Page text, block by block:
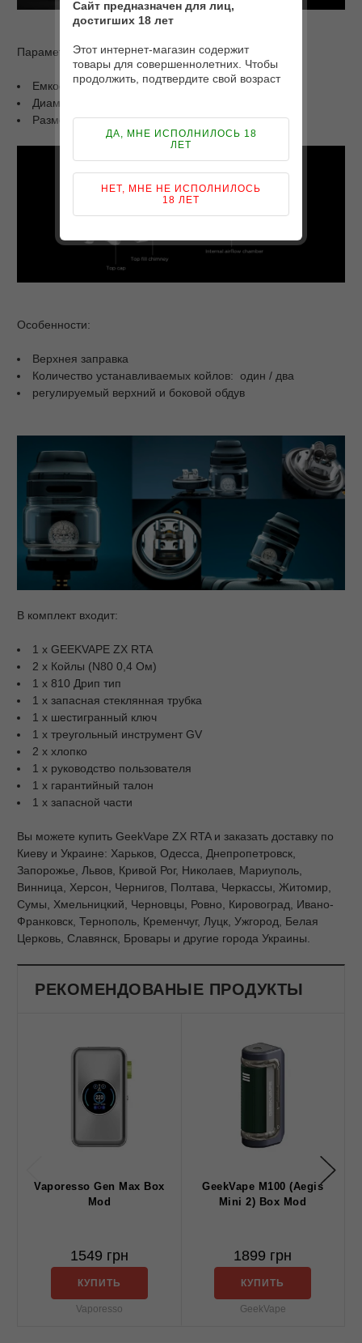
Параметры:
Емкость: 4,5 мл
Диаметр: 25 мм
Размеры: 29 мм x 47 мм
Особенности:
Верхнея заправка
Количество устанавливаемых койлов: один / два
регулируемый верхний и боковой обдув
В комплект входит:
1 x GEEKVAPE ZX RTA
2 x Койлы (N80 0,4 Ом)
1 x 810 Дрип тип
1 x запасная стеклянная трубка
1 x шестигранный ключ
1 x треугольный инструмент GV
2 x хлопко
1 x руководство пользователя
1 x гарантийный талон
1 x запасной части
Вы можете купить GeekVape ZX RTA и заказать доставку по
Киеву и Украине: Харьков, Одесса, Днепропетровск,
Запорожье, Львов, Кривой Рог, Николаев, Мариуполь,
Винница, Херсон, Чернигов, Полтава, Черкассы, Житомир,
Сумы, Хмельницкий, Черновцы, Ровно, Кировоград, Ивано-
Франковск, Тернополь, Кременчуг, Луцк, Ужгород, Белая
Церковь, Славянск, Бровары и другие города Украины.
РЕКОМЕНДОВАНЫЕ ПРОДУКТЫ
Vaporesso Gen Max Box
Mod
1549 грн
КУПИТЬ
Vaporesso
GeekVape M100 (Aegis
Mini 2) Box Mod
1899 грн
КУПИТЬ
GeekVape
Сайт предназначен для лиц,
достигших 18 лет
Этот интернет-магазин содержит
товары для совершеннолетних. Чтобы
продолжить, подтвердите свой возраст
ДА, МНЕ ИСПОЛНИЛОСЬ 18
ЛЕТ
НЕТ, МНЕ НЕ ИСПОЛНИЛОСЬ
18 ЛЕТ